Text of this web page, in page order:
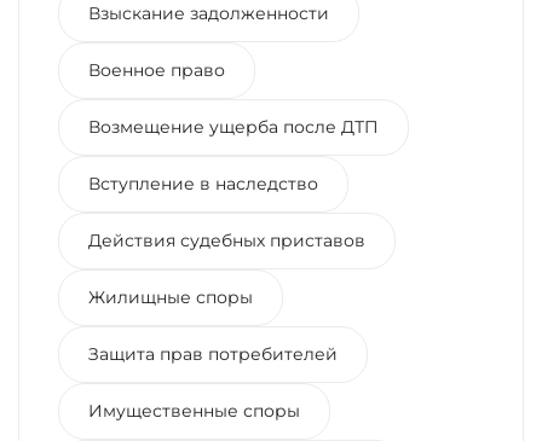
Взыскание задолженности
Военное право
Возмещение ущерба после ДТП
Вступление в наследство
Действия судебных приставов
Жилищные споры
Защита прав потребителей
Имущественные споры